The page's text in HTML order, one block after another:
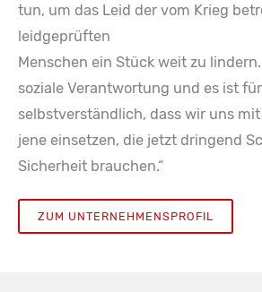
tun, um das Leid der vom Krieg
leidgeprüften
Menschen ein Stück weit zu
soziale Verantwortung und es ist
selbstverständlich, dass wir uns
jene einsetzen, die jetzt dringend
Sicherheit brauchen.“
ZUM UNTERNEHMENSPROFIL